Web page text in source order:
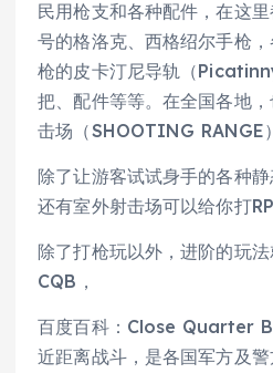
民用枪支和各种配件，在这
号的格洛克、西格绍尔手枪
枪的皮卡汀尼导轨（
把、配件等等。在全国各地
击场（SHOOTING RANGE）
除了让游客试试身手的各种
还有室外射击场可以给你打
除了打枪玩以外，进阶的玩
CQB，
百度百科：Close Quarter
近距离战斗，是各国军方及